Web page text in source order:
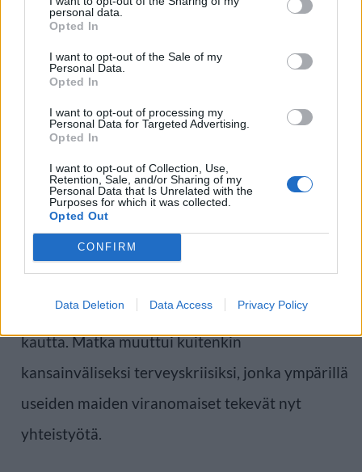
personal data.
Opted In
I want to opt-out of the Sale of my
Personal Data.
Opted In
I want to opt-out of processing my
Personal Data for Targeted Advertising.
Opted In
I want to opt-out of Collection, Use,
Retention, Sale, and/or Sharing of my
Personal Data that Is Unrelated with the
Purposes for which it was collected.
Opted Out
CONFIRM
Data Deletion Data Access Privacy Policy
ovat toistaiseksi oireettomia ja riskiä pidetään
perjantaina kolmannen brittiläisen matkustajan
sairastuneen syrjäisellä Tristan da Cunhan
saarella Etelä-Atlantilla.
MV Hondius lähti Argentiinasta huhtikuun
alussa risteilylle, jonka oli tarkoitus kulkea muun
muassa Etelämantereen ja Falklandinsaarten
kautta. Matka muuttui kuitenkin
kansainväliseksi terveyskriisiksi, jonka ympärillä
useiden maiden viranomaiset tekevät nyt
yhteistyötä.